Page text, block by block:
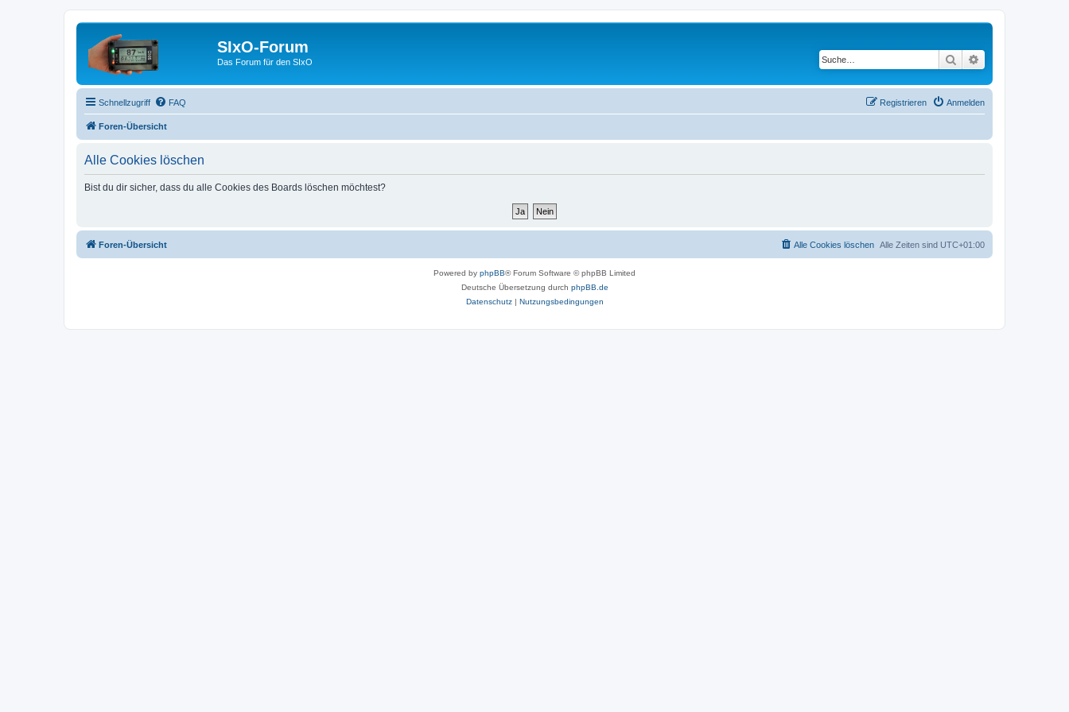
SIxO-Forum
Das Forum für den SIxO Suche
Schnellzugriff FAQ Anmelden
Registrieren
Foren-Übersicht
Alle Cookies löschen
Bist du dir sicher, dass du alle Cookies des Boards löschen möchtest?
Foren-Übersicht Alle Zeiten sind UTC+01:00
Alle Cookies löschen
Powered by phpBB® Forum Software © phpBB Limited
Deutsche Übersetzung durch phpBB.de
Datenschutz| Nutzungsbedingungen